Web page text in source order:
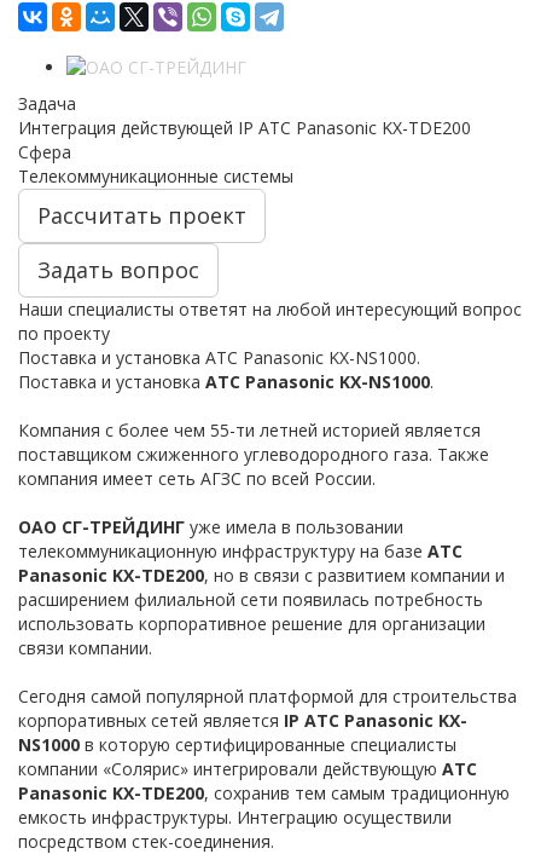
Задача
Интеграция действующей IP АТС Panasonic KX-TDE200
Сфера
Телекоммуникационные системы
Рассчитать проект
Задать вопрос
Наши специалисты ответят на любой интересующий вопрос
по проекту
Поставка и установка АТС Panasonic KX-NS1000.
Поставка и установка АТС Panasonic KX-NS1000.
Компания с более чем 55-ти летней историей является
поставщиком сжиженного углеводородного газа. Также
компания имеет сеть АГЗС по всей России.
ОАО СГ-ТРЕЙДИНГ уже имела в пользовании
телекоммуникационную инфраструктуру на базе АТС
Panasonic KX-TDE200, но в связи с развитием компании и
расширением филиальной сети появилась потребность
использовать корпоративное решение для организации
связи компании.
Сегодня самой популярной платформой для строительства
корпоративных сетей является IP АТС Panasonic KX-
NS1000 в которую сертифицированные специалисты
компании «Солярис» интегрировали действующую АТС
Panasonic KX-TDE200, сохранив тем самым традиционную
емкость инфраструктуры. Интеграцию осуществили
посредством стек-соединения.